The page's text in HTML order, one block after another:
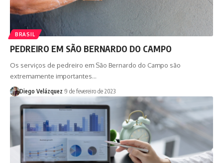
BRASIL
PEDREIRO EM SÃO BERNARDO DO CAMPO
Os serviços de pedreiro em São Bernardo do Campo são
extremamente importantes…
Diego Velázquez 9 de fevereiro de 2023